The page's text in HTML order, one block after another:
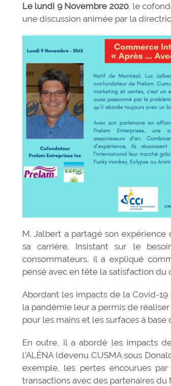
Le lundi 9 Novembre 2020, le
une discussion animée par la
M. Jalbert a partagé son
sa carrière. Insistant sur le
consommateurs, il a expliqué
pensé avec en tête la satisfaction du
Abordant les impacts de la Covid-
la pandémie leur a permis de
pour les mains et les surfaces à base
En outre, il a abordé les impacts
l’ALÉNA (devenu CUSMA sous
exemple, les pertes encourues
transactions avec des partenaires